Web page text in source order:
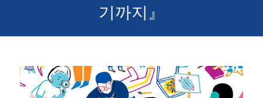
기까지』